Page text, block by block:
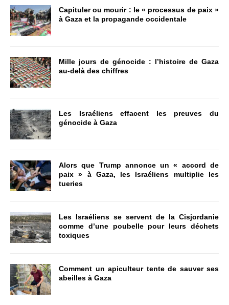
Capituler ou mourir : le « processus de paix »
à Gaza et la propagande occidentale
Mille jours de génocide : l’histoire de Gaza
au-delà des chiffres
Les Israéliens effacent les preuves du
génocide à Gaza
Alors que Trump annonce un « accord de
paix » à Gaza, les Israéliens multiplie les
tueries
Les Israéliens se servent de la Cisjordanie
comme d’une poubelle pour leurs déchets
toxiques
Comment un apiculteur tente de sauver ses
abeilles à Gaza